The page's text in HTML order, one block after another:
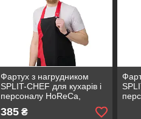
Фартух з нагрудником
SPLIT-CHEF для кухарів і
персоналу HoReCa,
габардин чорно червоний
385₴